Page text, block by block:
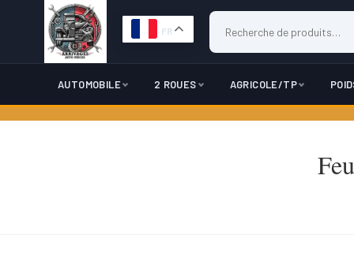
FR
AUTOMOBILE 2 ROUES AGRICOLE/TP